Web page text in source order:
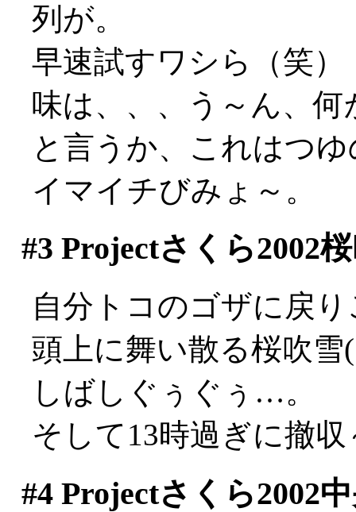
列が。
早速試すワシら（笑）
味は、、、う～ん、
と言うか、これはつ
イマイチびみょ～。
#3 Projectさくら2002
自分トコのゴザに戻
頭上に舞い散る桜吹
しばしぐぅぐぅ…。
そして13時過ぎに撤収
#4Projectさくら2002